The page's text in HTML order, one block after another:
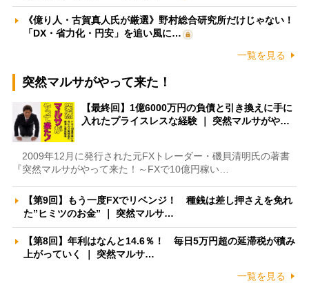
《億り人・古賀真人氏が厳選》野村総合研究所だけじゃない！
「DX・省力化・円安」を追い風に…
一覧を見る
突然マルサがやって来た！
【最終回】1億6000万円の負債と引き換えに手に
入れたプライスレスな経験 ｜ 突然マルサがや…
2009年12月に発行された元FXトレーダー・磯貝清明氏の著書
『突然マルサがやって来た！～FXで10億円稼い…
【第9回】もう一度FXでリベンジ！ 種銭は差し押さえを免れ
た”ヒミツのお金” ｜ 突然マルサ…
【第8回】年利はなんと14.6％！ 毎日5万円超の延滞税が積み
上がっていく ｜ 突然マルサ…
一覧を見る